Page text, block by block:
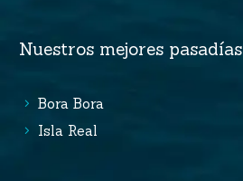
Nuestros mejores pasadías
Bora Bora
Isla Real